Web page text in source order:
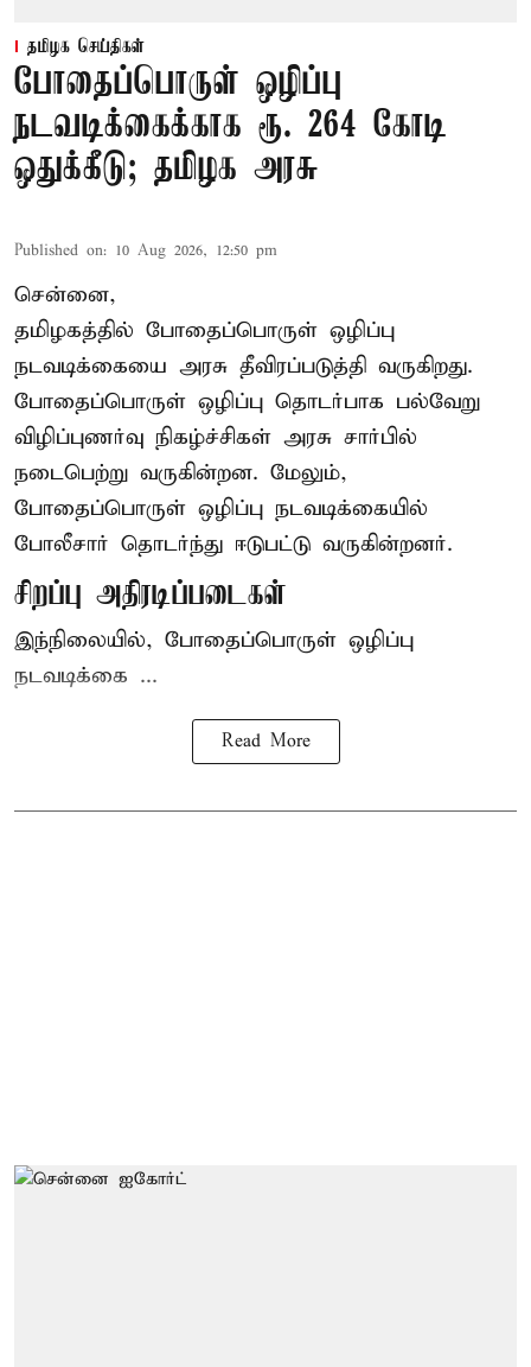
தமிழக செய்திகள்
போதைப்பொருள் ஒழிப்பு
நடவடிக்கைக்காக ரூ. 264 கோடி
ஒதுக்கீடு; தமிழக அரசு
Published on: 10 Aug 2026, 12:50 pm
சென்னை,
தமிழகத்தில் போதைப்பொருள் ஒழிப்பு
நடவடிக்கையை அரசு தீவிரப்படுத்தி வருகிறது.
போதைப்பொருள் ஒழிப்பு தொடர்பாக பல்வேறு
விழிப்புணர்வு நிகழ்ச்சிகள் அரசு சார்பில்
நடைபெற்று வருகின்றன. மேலும்,
போதைப்பொருள் ஒழிப்பு நடவடிக்கையில்
போலீசார் தொடர்ந்து ஈடுபட்டு வருகின்றனர்.
சிறப்பு அதிரடிப்படைகள்
இந்நிலையில், போதைப்பொருள் ஒழிப்பு
நடவடிக்கை ...
Read More